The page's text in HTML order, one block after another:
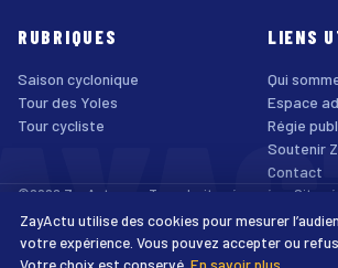
RUBRIQUES
Saison cyclonique
Tour des Yoles
Tour cycliste
LIENS
Qui
Espace
Régie
Soutenir
Contact
©2026 ZayActu.org. Tous droits réservés. · Site
Agency
Mentions légales
Confidentialité Cookies
ZayActu utilise des cookies pour mesurer
votre expérience. Vous pouvez accepter ou
Votre choix est conservé. En savoir plus